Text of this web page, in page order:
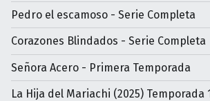
Pedro el escamoso - Serie Completa
Corazones Blindados - Serie Completa
Señora Acero - Primera Temporada
La Hija del Mariachi (2025) Temporada